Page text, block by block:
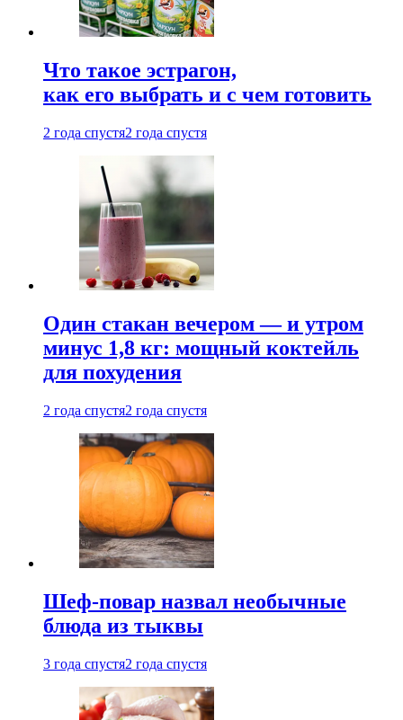
Что такое эстрагон,
как его выбрать и с чем готовить
2 года спустя2 года спустя
Один стакан вечером — и утром
минус 1,8 кг: мощный коктейль
для похудения
2 года спустя2 года спустя
Шеф-повар назвал необычные
блюда из тыквы
3 года спустя2 года спустя